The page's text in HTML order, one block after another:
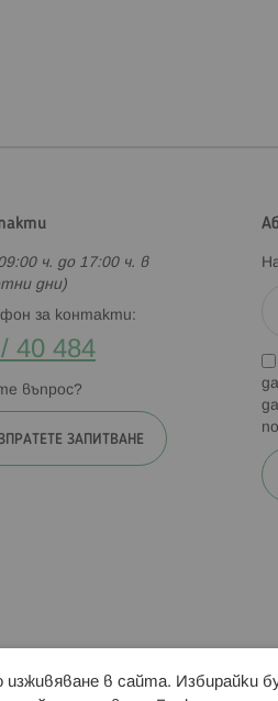
ч. до 17:00 ч. в
дни)
за контакти:
40 484
въпрос?
ЗАПИТВАНЕ
изживяване в сайта. Избирайки